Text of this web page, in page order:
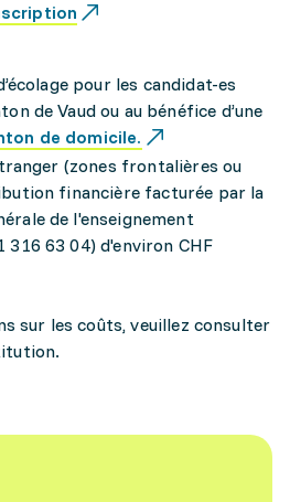
pour les candidat-es
de Vaud ou au bénéfice d’une
de domicile.
(zones frontalières ou
financière facturée par la
de l'enseignement
63 04) d'environ CHF
sur les coûts, veuillez consulter